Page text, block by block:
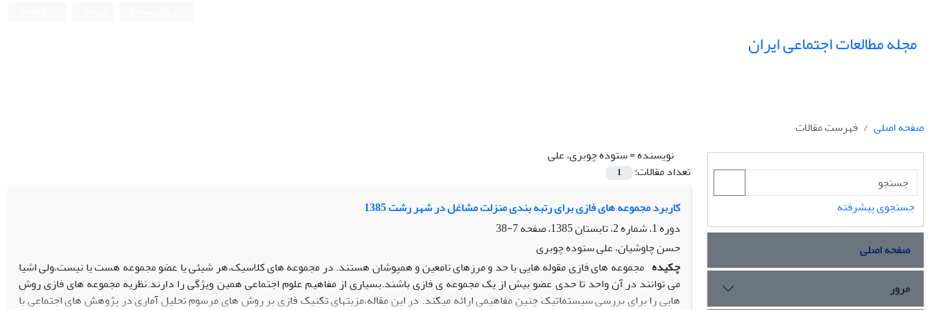
مجله مطالعات اجتماعی ایران
صفحه اصلی
فهرست مقالات
نویسنده =ستوده چوبری، علی
تعداد مقالات:
1
کاربرد مجموعه های فازی برای رتبه بندی منزلت مشاغل در شهر رشت 1385
دوره 1، شماره 2، تابستان 1385، صفحه
7-38
حسن چاوشیان، علی ستوده چوبری
چکیده مجموعه های فازی مقوله هایی با حد و مرزهای نامعین و همپوشان هستند. در مجموعه های کلاسیک،هر شیئی یا عضو مجموعه هست یا نیست،ولی اشیا
می توانند در آن واحد تا حدی عضو بیش از یک مجموعه ی فازی باشند.بسیاری از مفاهیم علوم اجتماعی همین ویژگی را دارند.نظریه مجموعه های فازی روش
هایی را برای بررسی سیستماتیک چنین مفاهیمی ارائه میکند. در این مقاله،مزیتهای تکنیک فازی بر روش های مرسوم تحلیل آماری در پژوهش های اجتماعی با
جستجوی پیشرفته
صفحه اصلی
مرور